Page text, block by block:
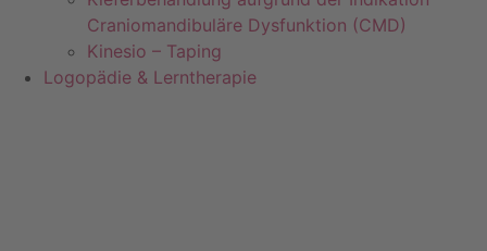
Craniomandibuläre Dysfunktion (CMD)
Kinesio – Taping
Logopädie & Lerntherapie